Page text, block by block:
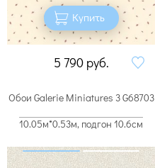
Купить
5 790 руб.
Обои Galerie Miniatures 3 G68703
10.05м*0.53м, подгон 10.6см